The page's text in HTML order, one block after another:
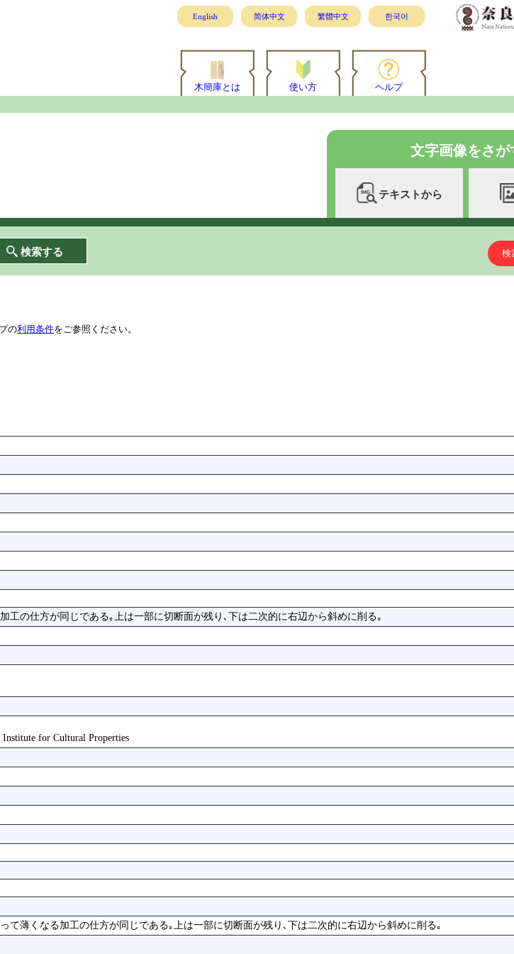
English 简体中文 繁體中文 한국어
木簡庫とは 使い方 ヘルプ
文字画像をさが
テキストから
検索する 検
の利用条件をご参照ください。
工の仕方が同じである｡上は一部に切断面が残り､下は二次的に右辺から斜めに削る｡
Institute for Cultural Properties
て薄くなる加工の仕方が同じである｡上は一部に切断面が残り､下は二次的に右辺から斜めに削る｡